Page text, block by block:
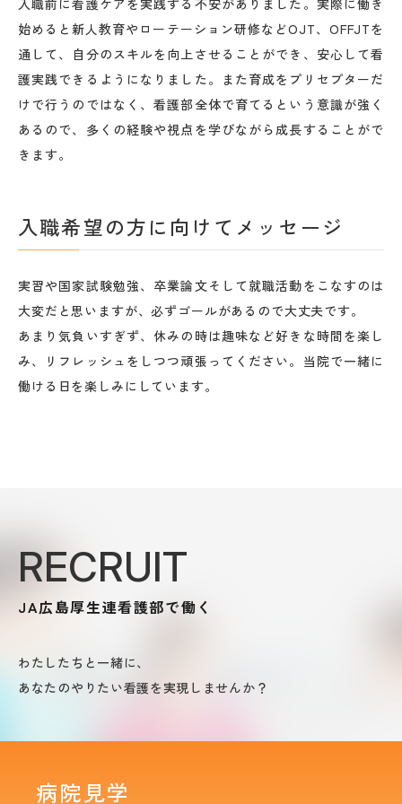
始めると新人教育やローテーション研修などOJT、OFFJTを
通して、自分のスキルを向上させることができ、安心して看
護実践できるようになりました。また育成をプリセプターだ
けで行うのではなく、看護部全体で育てるという意識が強く
あるので、多くの経験や視点を学びながら成長することがで
きます。
入職希望の方に向けてメッセージ
実習や国家試験勉強、卒業論文そして就職活動をこなすのは
大変だと思いますが、必ずゴールがあるので大丈夫です。
あまり気負いすぎず、休みの時は趣味など好きな時間を楽し
み、リフレッシュをしつつ頑張ってください。当院で一緒に
働ける日を楽しみにしています。
RECRUIT
JA広島厚生連看護部で働く
わたしたちと一緒に、
あなたのやりたい看護を実現しませんか？
病院見学